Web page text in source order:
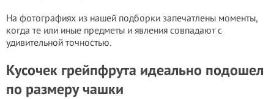
На фотографиях из нашей подборки запечатлены моменты,
когда те или иные предметы и явления совпадают с
удивительной точностью.
Кусочек грейпфрута идеально подошел
по размеру чашки